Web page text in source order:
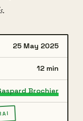
25 May 2025
12 min
Brochier